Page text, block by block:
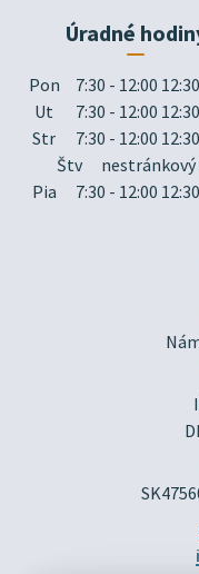
Úradné
Pon
7:30 - 12:00
Ut
7:30 - 12:00
Str
7:30 - 12:00
Štv
nestránkový
Pia
7:30 - 12:00